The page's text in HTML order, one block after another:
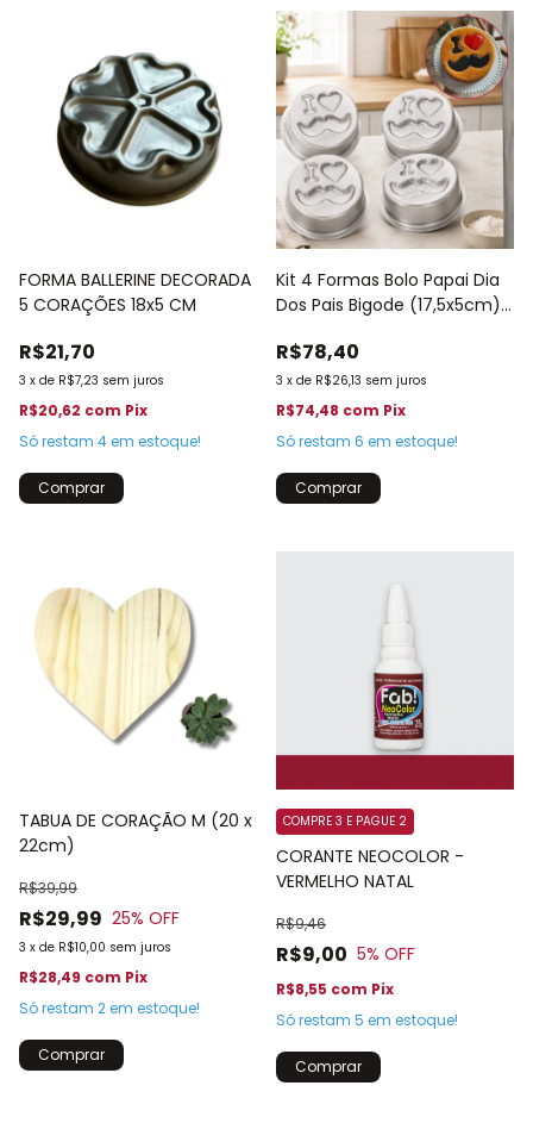
FORMA BALLERINE DECORADA
5 CORAÇÕES 18x5 CM
R$21,70
3 x de R$7,23 sem juros
R$20,62 com Pix
Só restam 4em estoque!
Kit 4 Formas Bolo Papai Dia
Dos Pais Bigode (17,5x5cm)
R$78,40
3 x de R$26,13 sem juros
R$74,48 com Pix
Só restam 6 em estoque!
TABUA DE CORAÇÃO M (20 x
22cm)
R$29,99
R$39,99
25% OFF
3 x de R$10,00 sem juros
R$28,49 com Pix
Só restam 2em estoque!
CORANTE NEOCOLOR -
VERMELHO NATAL
R$9,00
R$9,46
5% OFF
COMPRE 3 E PAGUE 2
R$8,55 com Pix
Só restam 5 em estoque!